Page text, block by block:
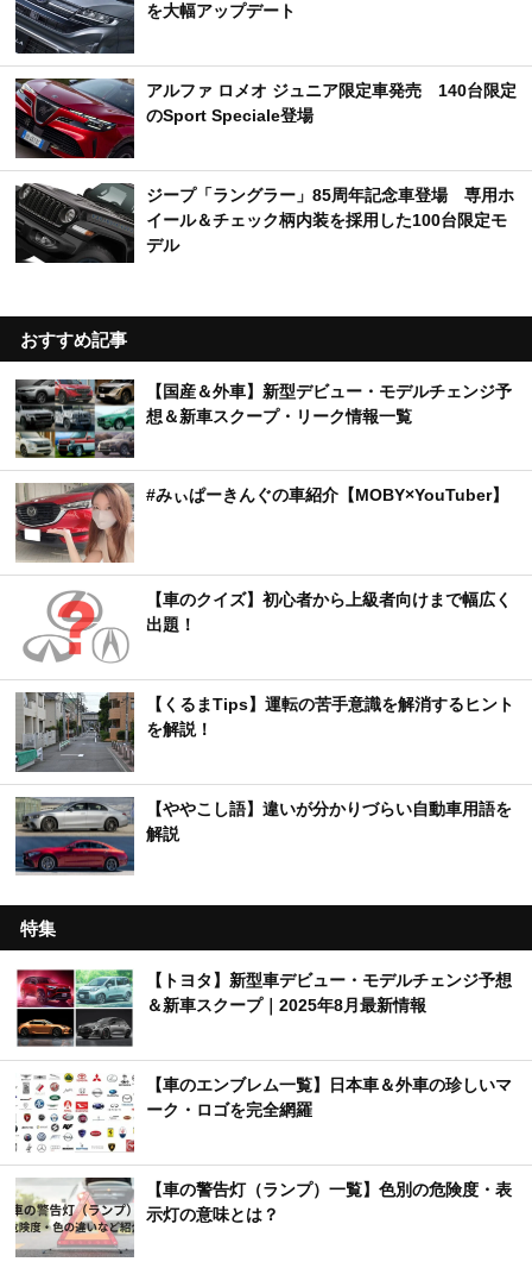
を大幅アップデート
アルファ ロメオ ジュニア限定車発売 140台限定
のSport Speciale登場
ジープ「ラングラー」85周年記念車登場 専用ホ
イール＆チェック柄内装を採用した100台限定モ
デル
おすすめ記事
【国産＆外車】新型デビュー・モデルチェンジ予
想＆新車スクープ・リーク情報一覧
#みぃぱーきんぐの車紹介【MOBY×YouTuber】
【車のクイズ】初心者から上級者向けまで幅広く
出題！
【くるまTips】運転の苦手意識を解消するヒント
を解説！
【ややこし語】違いが分かりづらい自動車用語を
解説
特集
【トヨタ】新型車デビュー・モデルチェンジ予想
＆新車スクープ｜2025年8月最新情報
【車のエンブレム一覧】日本車＆外車の珍しいマ
ーク・ロゴを完全網羅
【車の警告灯（ランプ）一覧】色別の危険度・表
示灯の意味とは？